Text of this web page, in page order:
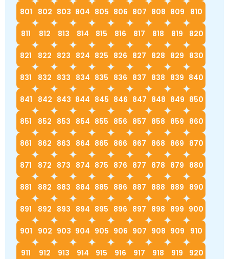
801 802 803 804 805 806 807 808 809 810
811 812 813 814 815 816 817 818 819 820
821 822 823 824 825 826 827 828 829 830
831 832 833 834 835 836 837 838 839 840
841 842 843 844 845 846 847 848 849 850
851 852 853 854 855 856 857 858 859 860
861 862 863 864 865 866 867 868 869 870
871 872 873 874 875 876 877 878 879 880
881 882 883 884 885 886 887 888 889 890
891 892 893 894 895 896 897 898 899 900
901 902 903 904 905 906 907 908 909 910
911 912 913 914 915 916 917 918 919 920